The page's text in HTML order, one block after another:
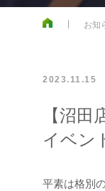
お知
【沼
イベン
2023.11.15
平素は格別